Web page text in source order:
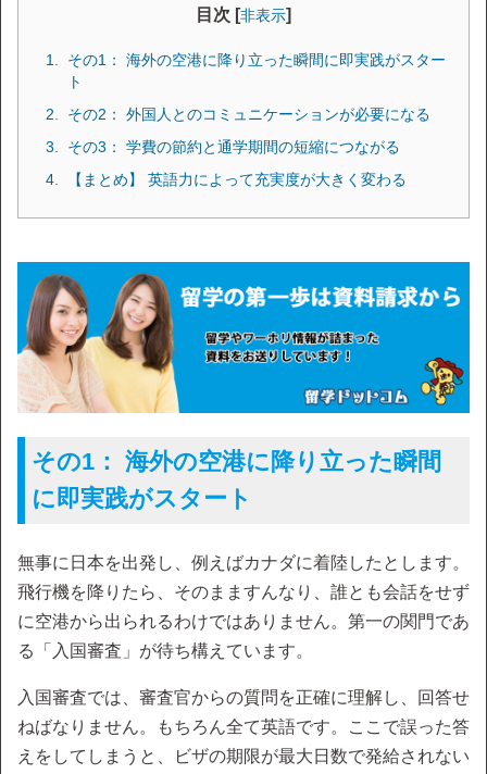
目次 [非表示]
その1： 海外の空港に降り立った瞬間に即実践がスター
ト
その2： 外国人とのコミュニケーションが必要になる
その3： 学費の節約と通学期間の短縮につながる
【まとめ】 英語力によって充実度が大きく変わる
その1： 海外の空港に降り立った瞬間
に即実践がスタート
無事に日本を出発し、例えばカナダに着陸したとします。
飛行機を降りたら、そのまますんなり、誰とも会話をせず
に空港から出られるわけではありません。第一の関門であ
る「入国審査」が待ち構えています。
入国審査では、審査官からの質問を正確に理解し、回答せ
ねばなりません。もちろん全て英語です。ここで誤った答
えをしてしまうと、ビザの期限が最大日数で発給されない